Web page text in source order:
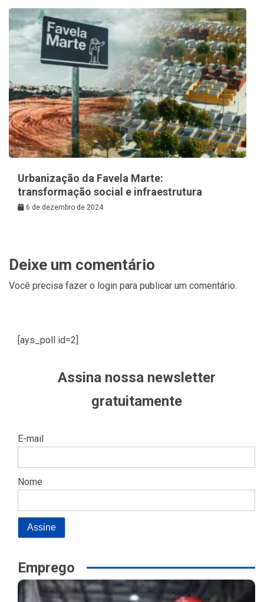
Urbanização da Favela Marte:
transformação social e infraestrutura
6 de dezembro de 2024
Deixe um comentário
Você precisa fazer o login para publicar um comentário.
[ays_poll id=2]
Assina nossa newsletter
gratuitamente
E-mail
Nome
Emprego